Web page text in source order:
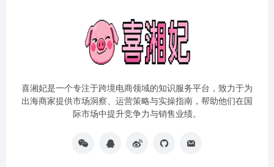
喜湘妃是一个专注于跨境电商领域的知识服务平台，致力于为
出海商家提供市场洞察、运营策略与实操指南，帮助他们在国
际市场中提升竞争力与销售业绩。